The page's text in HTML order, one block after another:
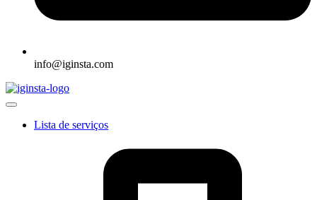
info@iginsta.com
Lista de serviços